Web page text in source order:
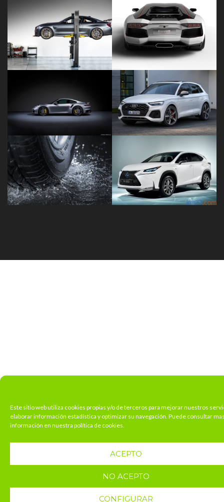
Este sitio web utiliza cookies propias y/o de terceros para mejorar nuestros
elaborar información estadística y optimizar su navegación. Puede consultar
información en nuestra política de cookies.
ACEPTO
NO ACEPTO
CONFIGURAR